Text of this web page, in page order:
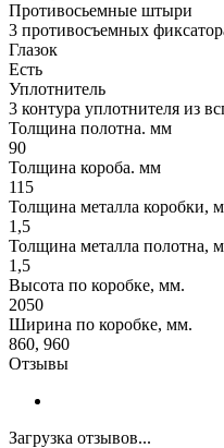
Противосьемные штыри
3 противосъемных
Глазок
Есть
Уплотнитель
3 контура уплотнителя из
Толщина полотна. мм
90
Толщина короба. мм
115
Толщина металла коробки,
1,5
Толщина металла полотна,
1,5
Высота по коробке, мм.
2050
Ширина по коробке, мм.
860, 960
Отзывы
Загрузка отзывов...